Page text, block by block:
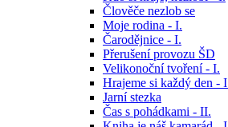
Člověče nezlob se
Moje rodina - I.
Čarodějnice - I.
Přerušení provozu ŠD
Velikonoční tvoření - I.
Hrajeme si každý den -
Jarní stezka
Čas s pohádkami - II.